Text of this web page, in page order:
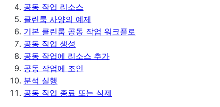
공동 작업 리소스
클린룸 사양의 예제
기본 클린룸 공동 작업 워크플로
공동 작업 생성
공동 작업에 리소스 추가
공동 작업에 조인
분석 실행
공동 작업 종료 또는 삭제